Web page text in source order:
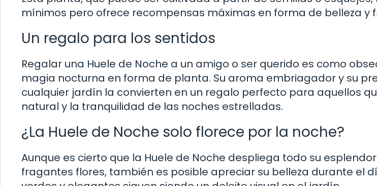
mínimos pero ofrece recompensas máximas en forma de belleza y
Un regalo para los sentidos
Regalar una Huele de Noche a un amigo o ser querido es como
magia nocturna en forma de planta. Su aroma embriagador y su
cualquier jardín la convierten en un regalo perfecto para aquellos
natural y la tranquilidad de las noches estrelladas.
¿La Huele de Noche solo florece por la noche?
Aunque es cierto que la Huele de Noche despliega todo su
fragantes flores, también es posible apreciar su belleza durante el